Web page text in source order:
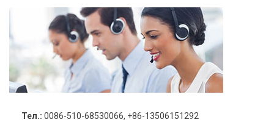
Тел.: 0086-510-68530066, +86-13506151292